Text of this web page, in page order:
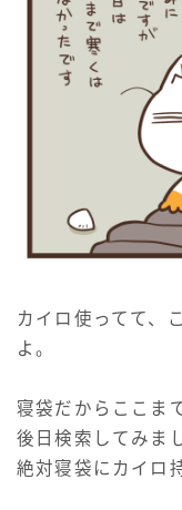
カイロ使ってて、
よ。
寝袋だからここま
後日検索してみま
絶対寝袋にカイロ